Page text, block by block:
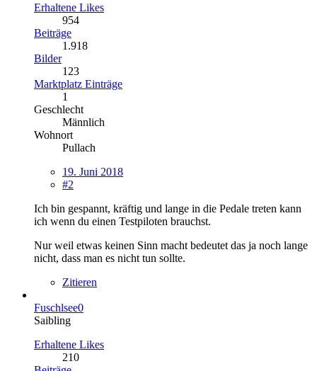
Erhaltene Likes
954
Beiträge
1.918
Bilder
123
Marktplatz Einträge
1
Geschlecht
Männlich
Wohnort
Pullach
19. Juni 2018
#2
Ich bin gespannt, kräftig und lange in die Pedale treten kann
ich wenn du einen Testpiloten brauchst.
Nur weil etwas keinen Sinn macht bedeutet das ja noch lange
nicht, dass man es nicht tun sollte.
Zitieren
Fuschlsee0
Saibling
Erhaltene Likes
210